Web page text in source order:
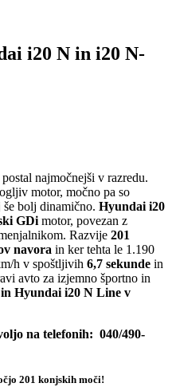
i20 N in i20 N-
postal najmočnejši v razredu.
motor, močno pa so
bolj dinamično. Hyundai i20
GDi motor, povezan z
Razvije 201
navora in ker tehta le 1.190
h v spoštljivih 6,7 sekunde in
avto za izjemno športno in
Hyundai i20 N Line v
na telefonih: 040/490-
201 konjskih moči!